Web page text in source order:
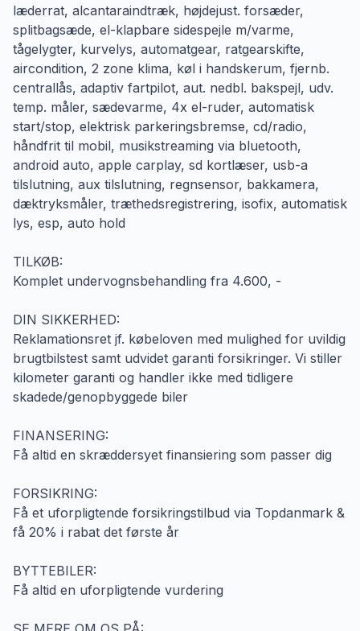
læderrat, alcantaraindtræk, højdejust. forsæder,
splitbagsæde, el-klapbare sidespejle m/varme,
tågelygter, kurvelys, automatgear, ratgearskifte,
aircondition, 2 zone klima, køl i handskerum, fjernb.
centrallås, adaptiv fartpilot, aut. nedbl. bakspejl, udv.
temp. måler, sædevarme, 4x el-ruder, automatisk
start/stop, elektrisk parkeringsbremse, cd/radio,
håndfrit til mobil, musikstreaming via bluetooth,
android auto, apple carplay, sd kortlæser, usb-a
tilslutning, aux tilslutning, regnsensor, bakkamera,
dæktryksmåler, træthedsregistrering, isofix, automatisk
lys, esp, auto hold
TILKØB:
Komplet undervognsbehandling fra 4.600, -
DIN SIKKERHED:
Reklamationsret jf. købeloven med mulighed for uvildig
brugtbilstest samt udvidet garanti forsikringer. Vi stiller
kilometer garanti og handler ikke med tidligere
skadede/genopbyggede biler
FINANSERING:
Få altid en skræddersyet finansiering som passer dig
FORSIKRING:
Få et uforpligtende forsikringstilbud via Topdanmark &
få 20% i rabat det første år
BYTTEBILER:
Få altid en uforpligtende vurdering